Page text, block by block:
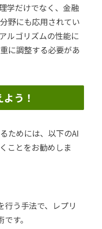
学だけでなく、金融
野にも応用されてい
ルゴリズムの性能に
に調整する必要があ
う！
ためには、以下のAI
ことをお勧めしま
行う手法で、レプリ
す。